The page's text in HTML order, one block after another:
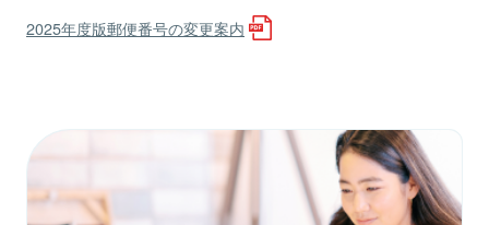
2025年度版郵便番号の変更案内